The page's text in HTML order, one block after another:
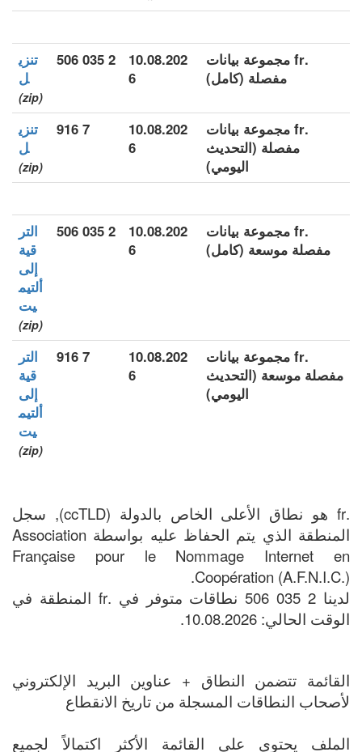
.fr مجموعة بيانات
مفصلة (كامل)
10.08.202
6
2 035 506
تنزي
ل
(zip)
.fr مجموعة بيانات
مفصلة (التحديث
اليومي)
10.08.202
6
7 916
تنزي
ل
(zip)
.fr مجموعة بيانات
مفصلة موسعة (كامل)
10.08.202
6
2 035 506
التر
قية
إلى
ألتيم
يت
(zip)
.fr مجموعة بيانات
مفصلة موسعة (التحديث
اليومي)
10.08.202
6
7 916
التر
قية
إلى
ألتيم
يت
(zip)
.fr هو نطاق الأعلى الخاص بالدولة (ccTLD), سجل
المنطقة الذي يتم الحفاظ عليه بواسطة Association
Française pour le Nommage Internet en
Coopération (A.F.N.I.C.).
لدينا 2 035 506 نطاقات متوفر في .fr المنطقة في
الوقت الحالي: 10.08.2026.
القائمة تتضمن النطاق + عناوين البريد الإلكتروني
لأصحاب النطاقات المسجلة من تاريخ الانقطاع
الملف يحتوي على القائمة الأكثر اكتمالاً لجميع